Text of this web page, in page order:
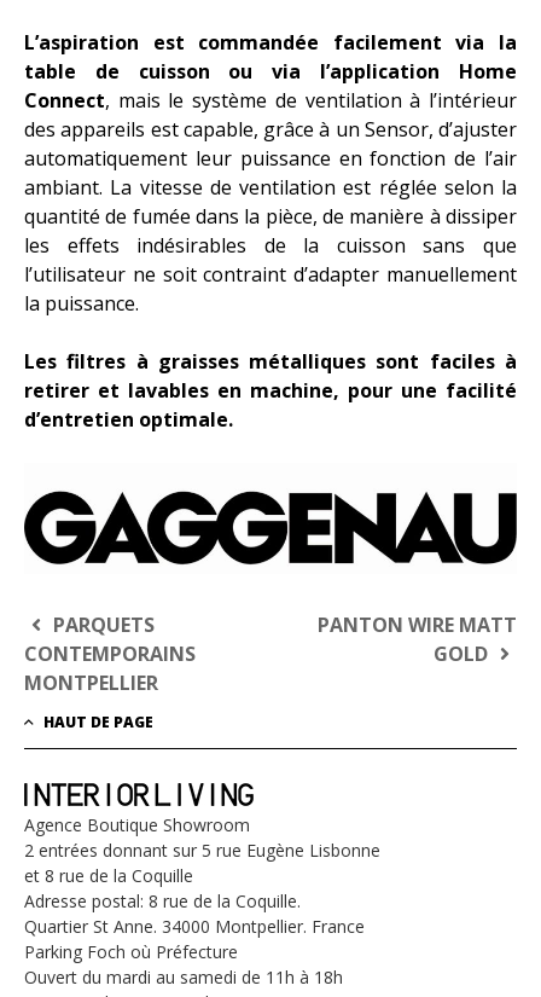
L’aspiration est commandée facilement via la
table de cuisson ou via l’application Home
Connect, mais le système de ventilation à l’intérieur
des appareils est capable, grâce à un Sensor, d’ajuster
automatiquement leur puissance en fonction de l’air
ambiant. La vitesse de ventilation est réglée selon la
quantité de fumée dans la pièce, de manière à dissiper
les effets indésirables de la cuisson sans que
l’utilisateur ne soit contraint d’adapter manuellement
la puissance.
Les filtres à graisses métalliques sont faciles à
retirer et lavables en machine, pour une facilité
d’entretien optimale.
NAVIGATION
DE
L’ARTICLE
PARQUETS
CONTEMPORAINS
MONTPELLIER
PANTON WIRE MATT
GOLD
HAUT DE PAGE
Agence Boutique Showroom
2 entrées donnant sur 5 rue Eugène Lisbonne
et 8 rue de la Coquille
Adresse postal: 8 rue de la Coquille.
Quartier St Anne. 34000 Montpellier. France
Parking Foch où Préfecture
Ouvert du mardi au samedi de 11h à 18h